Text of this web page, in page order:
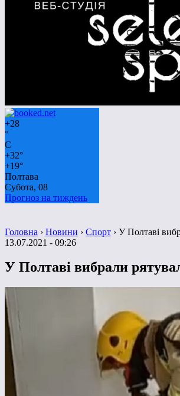
+28
°
C
+32°
+19°
Полтава
Субота, 08
Прогноз на тиждень
Головна › Новини › Спорт › У Полтаві
13.07.2021 - 09:26
У Полтаві вибрали